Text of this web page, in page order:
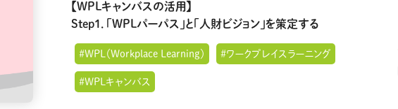
【WPLキャンバスの活用】
Step１．「WPLパーパス」と「人財ビジョン」を策定する
#WPL（Workplace Learning） #ワークプレイスラーニング
#WPLキャンバス